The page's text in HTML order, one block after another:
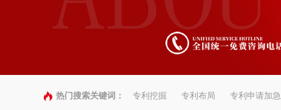
热门搜索关键词： 专利挖掘 专利布局 专利申请加急